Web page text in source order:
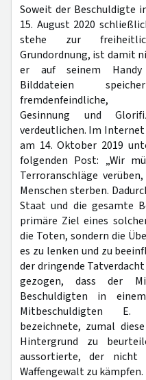
Soweit der Beschuldigte
15. August 2020
stehe zur
Grundordnung, ist damit
er auf seinem
Bilddateien
fremdenfeindliche,
Gesinnung und
verdeutlichen. Im
am 14. Oktober 2019
folgenden Post: „Wir
Terroranschläge
Menschen sterben.
Staat und die gesamte
primäre Ziel eines
die Toten, sondern die
es zu lenken und zu
der dringende
gezogen, dass der
Beschuldigten in
Mitbeschuldigten E.
bezeichnete, zumal
Hintergrund zu
aussortierte, der
Waffengewalt zu kämpfen.